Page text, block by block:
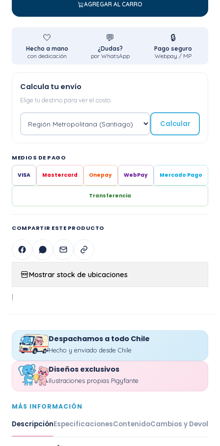
AGREGAR AL CARRO
🤍
Hecho a mano
con dedicación
💬
¿Dudas?
por WhatsApp
🔒
Pago seguro
Webpay / MP
Calcula tu envío
Elige tu destino para ver el costo.
Calcular
MEDIOS DE PAGO
VISA Mastercard Onepay WebPay Mercado Pago
Transferencia
COMPARTIR ESTE PRODUCTO
Mostrar stock de ubicaciones
|
Despachamos a todo Chile
Hecho y enviado desde Chile
Diseños exclusivos
Ilustraciones propias Pigyfante
MÁS INFORMACIÓN
DescripciónEspecificacionesContenidoCambios y